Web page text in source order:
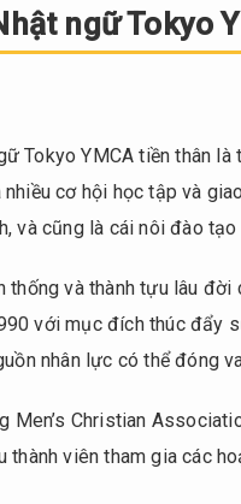
ngữ Tokyo
Tokyo YMCA tiền thân
cơ hội học tập và
và cũng là cái nôi đào
thống và thành tựu lâu
với mục đích thúc đẩy
nhân lực có thể đóng
Men’s Christian
thành viên tham gia các